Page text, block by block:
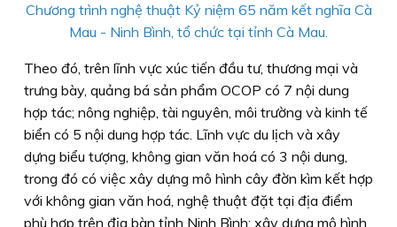
Chương trình nghệ thuật Kỷ niệm 65 năm kết nghĩa Cà
Mau - Ninh Bình, tổ chức tại tỉnh Cà Mau.
Theo đó, trên lĩnh vực xúc tiến đầu tư, thương mại và
trưng bày, quảng bá sản phẩm OCOP có 7 nội dung
hợp tác; nông nghiệp, tài nguyên, môi trường và kinh tế
biển có 5 nội dung hợp tác. Lĩnh vực du lịch và xây
dựng biểu tượng, không gian văn hoá có 3 nội dung,
trong đó có việc xây dựng mô hình cây đờn kìm kết hợp
với không gian văn hoá, nghệ thuật đặt tại địa điểm
phù hợp trên địa bàn tỉnh Ninh Bình; xây dựng mô hình